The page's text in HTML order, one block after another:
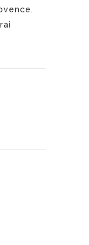
,